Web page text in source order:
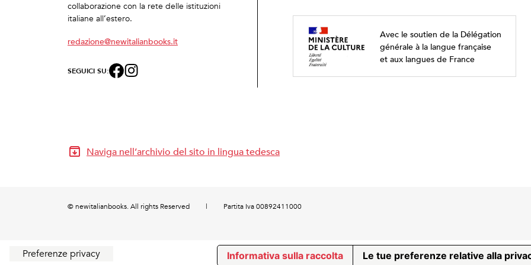
collaborazione con la rete delle istituzioni
italiane all’estero.
redazione@newitalianbooks.it
SEGUICI SU:
Avec le soutien de la Délégation
générale à la langue française
et aux langues de France
Naviga nell’archivio del sito in lingua tedesca
© newitalianbooks. All rights Reserved Partita Iva 00892411000
Informativa sulla raccolta Le tue preferenze relative alla